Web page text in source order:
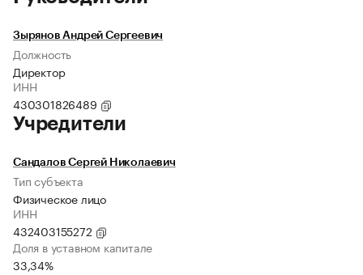
Зырянов Андрей Сергеевич
Должность
Директор
ИНН
430301826489
Учредители
Сандалов Сергей Николаевич
Тип субъекта
Физическое лицо
ИНН
432403155272
Доля в уставном капитале
33,34%